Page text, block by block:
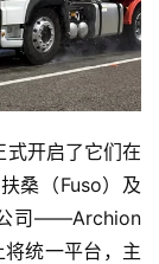
开启了它们在
桑（Fuso）及
司——Archion
统一平台，主